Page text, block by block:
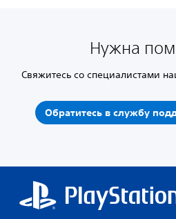
Нужна
Свяжитесь со специалистами
Обратитесь в службу